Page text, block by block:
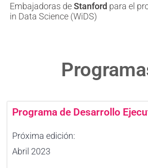
Embajadoras deStanford para el
in Data Science (WiDS)
Programa de Desarrollo
Próxima edición:
Abril 2023